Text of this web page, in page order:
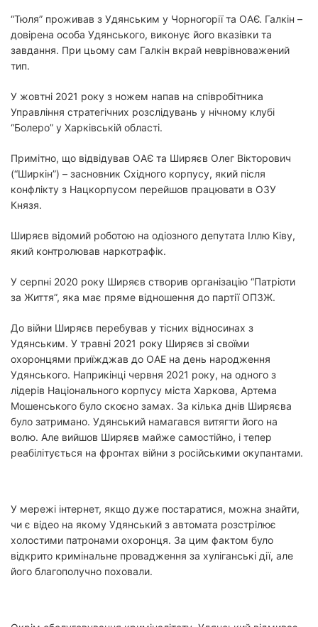
“Тюля” проживав з Удянським у Чорногорії та ОАЄ. Галкін –
довірена особа Удянського, виконує його вказівки та
завдання. При цьому сам Галкін вкрай неврівноважений
тип.
У жовтні 2021 року з ножем напав на співробітника
Управління стратегічних розслідувань у нічному клубі
“Болеро” у Харківській області.
Примітно, що відвідував ОАЄ та Ширяєв Олег Вікторович
(“Ширкін”) – засновник Східного корпусу, який після
конфлікту з Нацкорпусом перейшов працювати в ОЗУ
Князя.
Ширяєв відомий роботою на одіозного депутата Іллю Ківу,
який контролював наркотрафік.
У серпні 2020 року Ширяєв створив організацію “Патріоти
за Життя”, яка має пряме відношення до партії ОПЗЖ.
До війни Ширяєв перебував у тісних відносинах з
Удянським. У травні 2021 року Ширяєв зі своїми
охоронцями приїжджав до ОАЕ на день народження
Удянського. Наприкінці червня 2021 року, на одного з
лідерів Національного корпусу міста Харкова, Артема
Мошенського було скоєно замах. За кілька днів Ширяєва
було затримано. Удянський намагався витягти його на
волю. Але вийшов Ширяєв майже самостійно, і тепер
реабілітується на фронтах війни з російськими окупантами.
У мережі інтернет, якщо дуже постаратися, можна знайти,
чи є відео на якому Удянський з автомата розстрілює
холостими патронами охоронця. За цим фактом було
відкрито кримінальне провадження за хуліганські дії, але
його благополучно поховали.